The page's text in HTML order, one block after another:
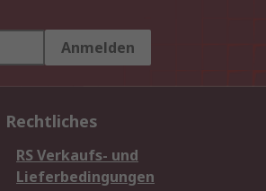
Anmelden
Rechtliches
RS Verkaufs- und
Lieferbedingungen